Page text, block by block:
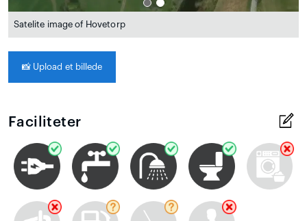
Satelite image of Hovetorp
📸 Upload et billede
Faciliteter